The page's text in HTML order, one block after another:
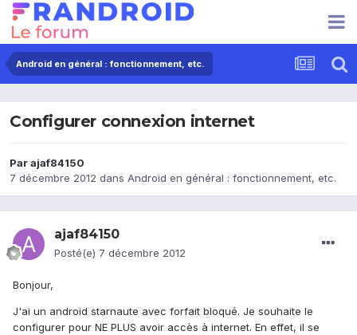
Android en général : fonctionnement, etc.
Configurer connexion internet
Parajaf84150
7 décembre 2012 dans Android en général : fonctionnement, etc.
ajaf84150
Posté(e) 7 décembre 2012
Bonjour,
J'ai un android starnaute avec forfait bloqué. Je souhaite le
configurer pour NE PLUS avoir accès à internet. En effet, il se